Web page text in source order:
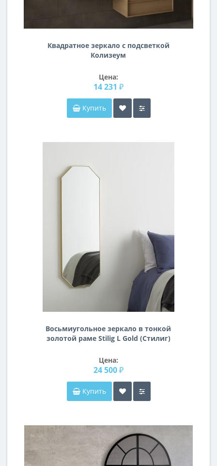
Квадратное зеркало с подсветкой
Колизеум
Цена:
14 231 ₽
Купить
Восьмиугольное зеркало в тонкой
золотой раме Stilig L Gold (Стилиг)
Цена:
24 500 ₽
Купить